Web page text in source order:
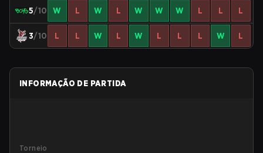
5/10 W L W L W W W L L L
3/10 L L W L W L L L W L
INFORMAÇÃO DE PARTIDA
Torneio